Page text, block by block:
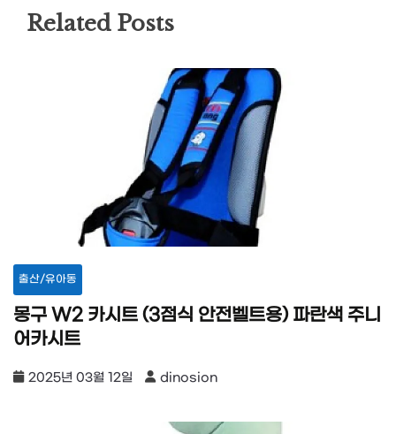
Related Posts
출산/유아동
몽구 W2 카시트 (3점식 안전벨트용) 파란색 주니
어카시트
2025년 03월 12일 dinosion